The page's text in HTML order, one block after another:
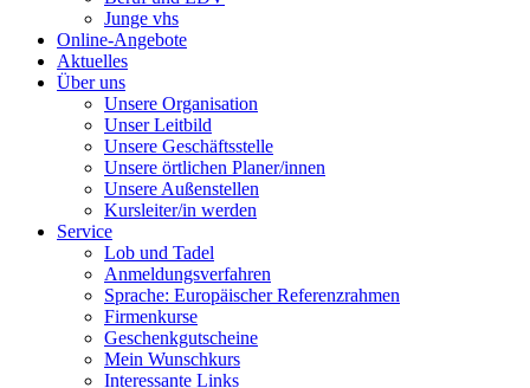
Junge vhs
Online-Angebote
Aktuelles
Über uns
Unsere Organisation
Unser Leitbild
Unsere Geschäftsstelle
Unsere örtlichen Planer/innen
Unsere Außenstellen
Kursleiter/in werden
Service
Lob und Tadel
Anmeldungsverfahren
Sprache: Europäischer Referenzrahmen
Firmenkurse
Geschenkgutscheine
Mein Wunschkurs
Interessante Links